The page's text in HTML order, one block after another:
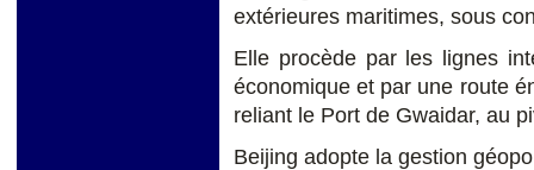
extérieures maritimes, sous
Elle procède par les lignes
économique et par une route
reliant le Port de Gwaidar, au
Beijing adopte la gestion